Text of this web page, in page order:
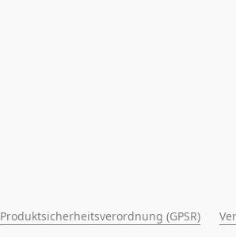
Produktsicherheitsverordnung (GPSR)